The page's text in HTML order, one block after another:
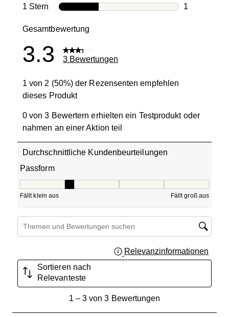
0
1 Stern Sterne
1
Gesamtbewertung
3.3 3 Bewertungen
1 von 2 (50%) der Rezensenten empfehlen
dieses Produkt
0 von 3 Bewertern erhielten ein Testprodukt oder
nahmen an einer Aktion teil
Durchschnittliche Kundenbeurteilungen
Passform
Fällt klein aus Fällt groß aus
Suchthemen und Bewertungen Suchregion
Relevanzinformationen
Sortieren nach
Relevanteste
1– 3 von 3 Bewertungen